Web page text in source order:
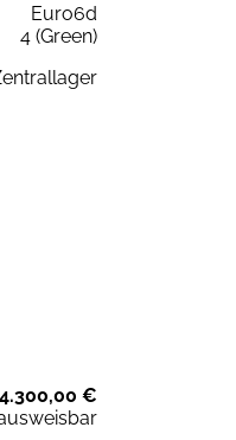
Euro6d
4 (Green)
€